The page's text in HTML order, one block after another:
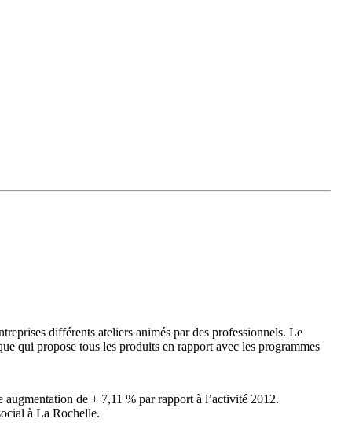
différents ateliers animés par des professionnels. Le
qui propose tous les produits en rapport avec les programmes
de + 7,11 % par rapport à l’activité 2012.
à La Rochelle.